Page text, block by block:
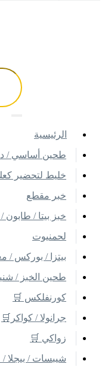
اﻟﺮﺋﻴﺴﻴﺔ
طحين أساسي /
خليط لتحضير
خبر مقطع
خبز بيتا / طابون /
لحمنيوت
بيتزا / بوركس /
طحين الخبز /
كورنفلكس 🛒
جرانولا / كواكر🛒
زواكي 🛒
شيبسات / بيجلا /